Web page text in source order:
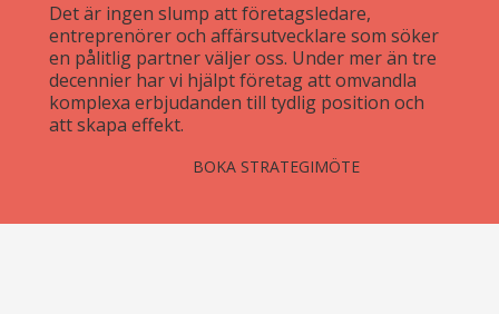
Det är ingen slump att företagsledare,
entreprenörer och affärsutvecklare som söker
en pålitlig partner väljer oss. Under mer än tre
decennier har vi hjälpt företag att omvandla
komplexa erbjudanden till tydlig position och
att skapa effekt.
BOKA STRATEGIMÖTE